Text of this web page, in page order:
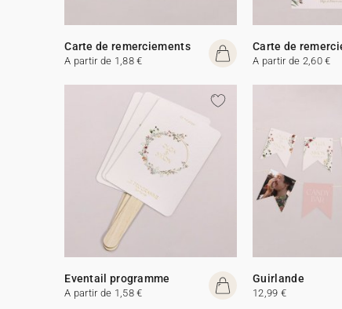
Carte de remerciements
A partir de 1,88 €
Carte de
A partir de 2,60 €
Eventail programme
A partir de 1,58 €
Guirlande
12,99 €